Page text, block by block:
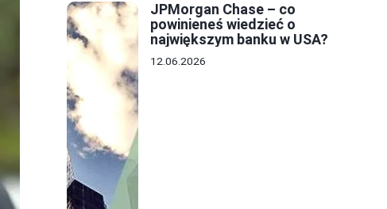
JPMorgan Chase – co
powinieneś wiedzieć o
największym banku w USA?
12.06.2026